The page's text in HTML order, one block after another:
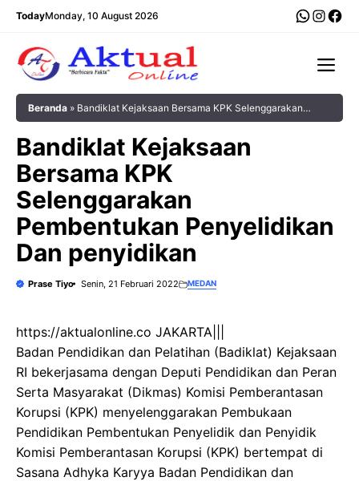
Langsung
TodayMonday, 10 August 2026
Beranda » Bandiklat Kejaksaan Bersama KPK Selenggarakan
Bandiklat Kejaksaan
Bersama KPK
Selenggarakan
Pembentukan Penyelidikan
Dan penyidikan
Prase Tiyo Senin, 21 Februari 2022 MEDAN
https://aktualonline.co JAKARTA|||
Badan Pendidikan dan Pelatihan (Badiklat) Kejaksaan
RI bekerjasama dengan Deputi Pendidikan dan Peran
Serta Masyarakat (Dikmas) Komisi Pemberantasan
Korupsi (KPK) menyelenggarakan Pembukaan
Pendidikan Pembentukan Penyelidik dan Penyidik
Komisi Pemberantasan Korupsi (KPK) bertempat di
Sasana Adhyka Karyya Badan Pendidikan dan